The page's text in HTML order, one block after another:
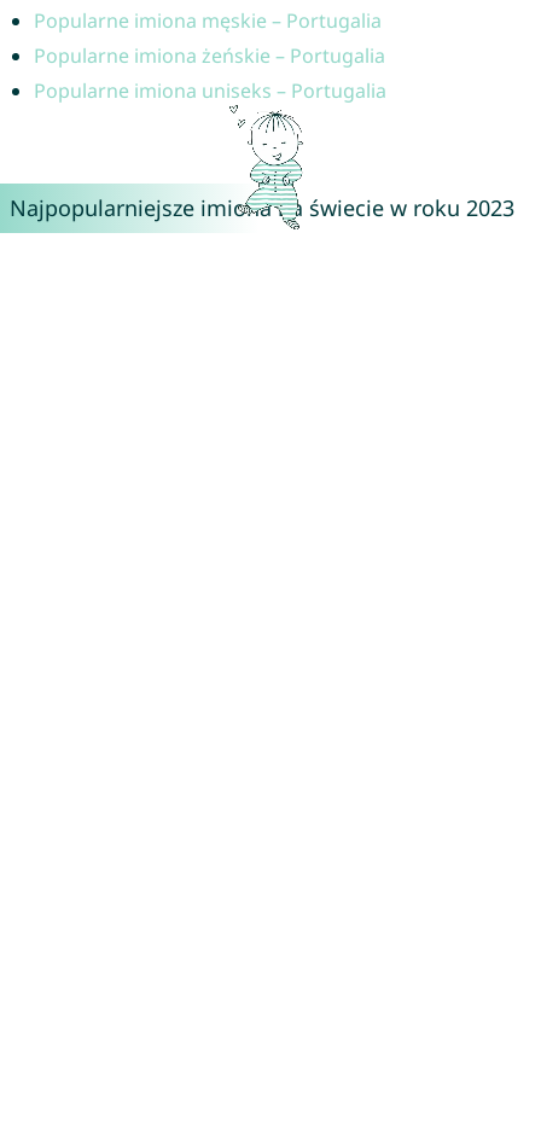
Popularne imiona męskie – Portugalia
Popularne imiona żeńskie – Portugalia
Popularne imiona uniseks – Portugalia
Najpopularniejsze imiona na świecie w roku 2023